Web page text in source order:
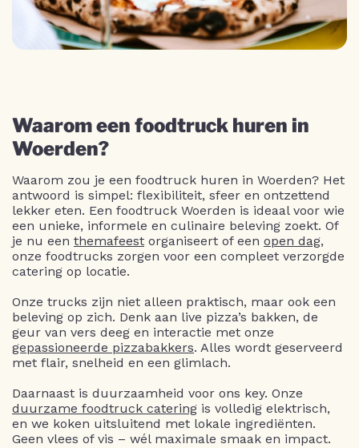
Waarom een foodtruck huren in
Woerden?
Waarom zou je een foodtruck huren in Woerden? Het
antwoord is simpel: flexibiliteit, sfeer en ontzettend
lekker eten. Een foodtruck Woerden is ideaal voor wie
een unieke, informele en culinaire beleving zoekt. Of
je nu een themafeest organiseert of een open dag,
onze foodtrucks zorgen voor een compleet verzorgde
catering op locatie.
Onze trucks zijn niet alleen praktisch, maar ook een
beleving op zich. Denk aan live pizza’s bakken, de
geur van vers deeg en interactie met onze
gepassioneerde pizzabakkers. Alles wordt geserveerd
met flair, snelheid en een glimlach.
Daarnaast is duurzaamheid voor ons key. Onze
duurzame foodtruck catering is volledig elektrisch,
en we koken uitsluitend met lokale ingrediënten.
Geen vlees of vis – wél maximale smaak en impact.